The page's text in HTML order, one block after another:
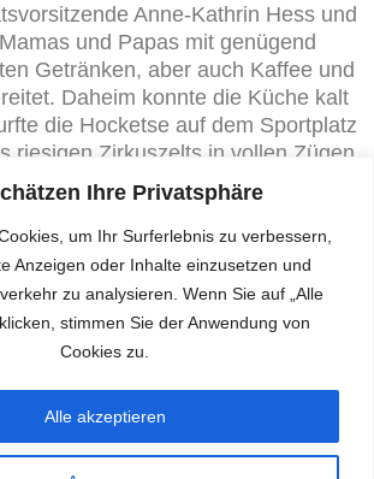
Ihre Privatsphäre
um Ihr Surferlebnis zu verbessern,
Anzeigen oder Inhalte einzusetzen und
zu analysieren. Wenn Sie auf „Alle
stimmen Sie der Anwendung von
Cookies zu.
Alle akzeptieren
Anne-Kathrin Hess und
und Papas mit genügend
Getränken, aber auch Kaffee und
Daheim konnte die Küche kalt
die Hocketse auf dem Sportplatz
riesigen Zirkus­zelts in vollen Zügen
auskosten.
Ansturm musste sich die von
Bettina Richert
einstellen. Für kleines Geld
werden. Kein Los war dabei
alle mit strahlenden Augen ihren
nach Hause tragen konnten.
unseres erfolgreichen Schulfests